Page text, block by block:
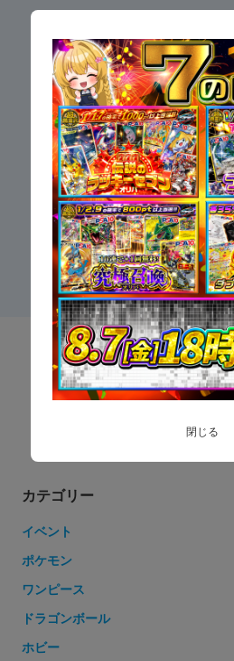
閉じる
カテゴリー
イベント
ポケモン
ワンピース
ドラゴンボール
ホビー